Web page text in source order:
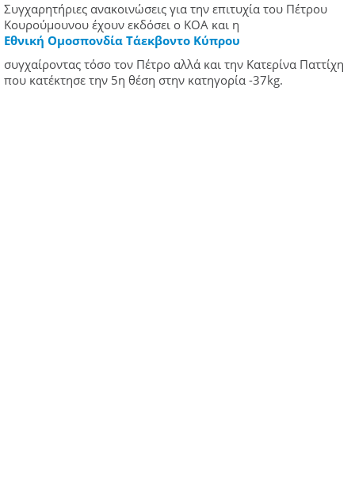
Συγχαρητήριες ανακοινώσεις για την επιτυχία του Πέτρου
Κουρούμουνου έχουν εκδόσει ο ΚΟΑ και η
Εθνική Ομοσπονδία Τάεκβοντο Κύπρου
συγχαίροντας τόσο τον Πέτρο αλλά και την Κατερίνα Παττίχη
που κατέκτησε την 5η θέση στην κατηγορία -37kg.